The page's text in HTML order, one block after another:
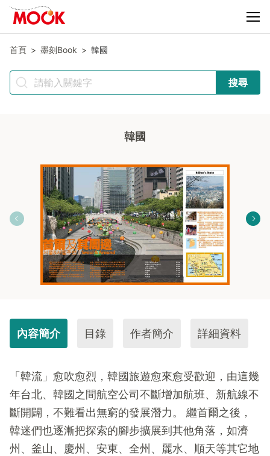
首頁 墨刻Book 韓國
搜尋
韓國
內容簡介 目錄 作者簡介 詳細資料
「韓流」愈吹愈烈，韓國旅遊愈來愈受歡迎，由這幾
年台北、韓國之間航空公司不斷增加航班、新航線不
斷開闢，不難看出無窮的發展潛力。 繼首爾之後，
韓迷們也逐漸把探索的腳步擴展到其他角落，如濟
州、釜山、慶州、安東、全州、麗水、順天等其它地